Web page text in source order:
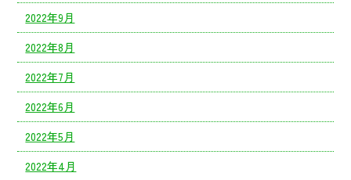
2022年9月
2022年8月
2022年7月
2022年6月
2022年5月
2022年4月